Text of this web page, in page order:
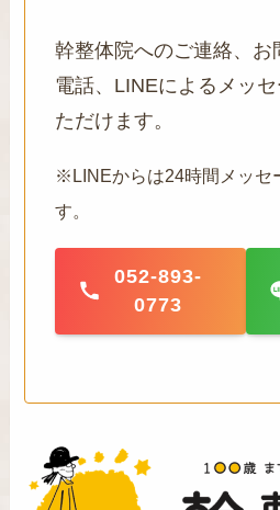
幹整体院へのご連絡、お
電話、LINEによるメッ
ただけます。
※LINEからは24時間メッセ
す。
052-893-
0773